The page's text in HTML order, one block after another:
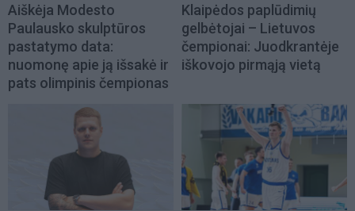
Aiškėja Modesto
Paulausko skulptūros
pastatymo data:
nuomonę apie ją išsakė ir
pats olimpinis čempionas
Klaipėdos paplūdimių
gelbėtojai – Lietuvos
čempionai: Juodkrantėje
iškovojo pirmąją vietą